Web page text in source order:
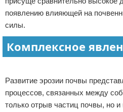
появлению влияющей на
силы.
Комплексное
Развитие эрозии почвы
процессов, связанных между
только отрыв частиц почвы, но